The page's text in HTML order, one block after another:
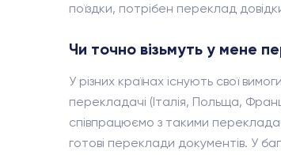
поїздки, потрібен переклад
Чи точно візьмуть у мене
У різних країнах існують свої
перекладачі (Італія, Польща,
співпрацюємо з такими
готові переклади документів. У